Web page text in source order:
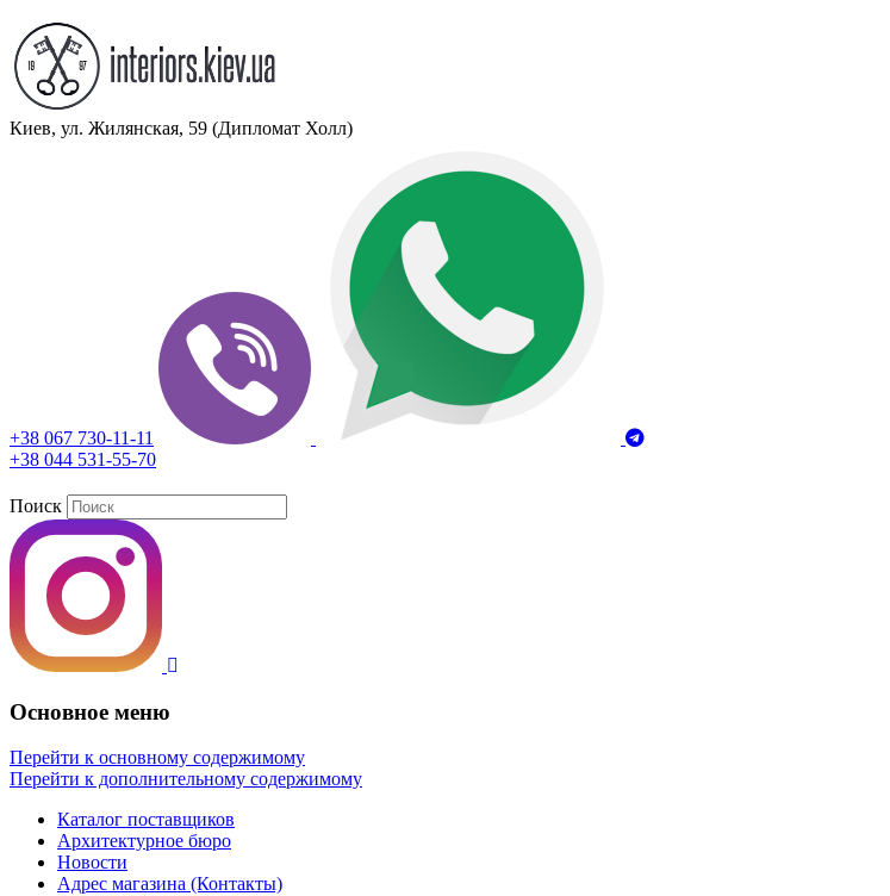
Киев, ул. Жилянская, 59 (Дипломат Холл)
+38 067 730-11-11
+38 044 531-55-70
Поиск
Основное меню
Перейти к основному содержимому
Перейти к дополнительному содержимому
Каталог поставщиков
Архитектурное бюро
Новости
Адрес магазина (Контакты)